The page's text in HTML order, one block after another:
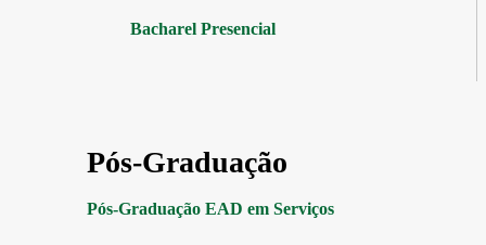
Bacharel Presencial
Pós-Graduação
Pós-Graduação EAD em Serviços